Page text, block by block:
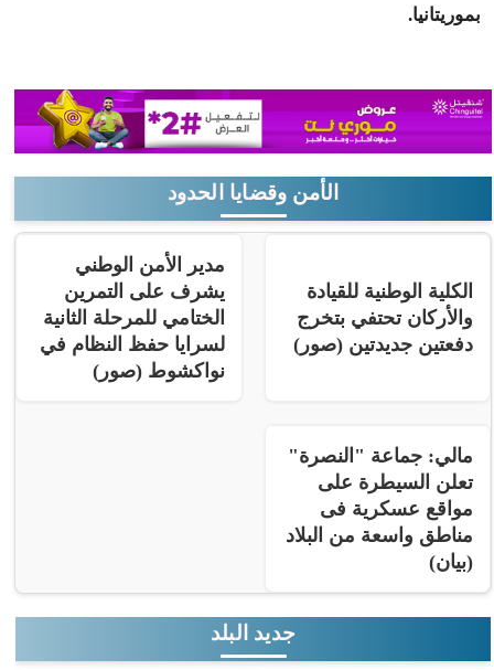
بموريتانيا.
الأمن وقضايا الحدود
الكلية الوطنية للقيادة
والأركان تحتفي بتخرج
دفعتين جديدتين (صور)
مدير الأمن الوطني
يشرف على التمرين
الختامي للمرحلة الثانية
لسرايا حفظ النظام في
نواكشوط (صور)
مالي: جماعة "النصرة"
تعلن السيطرة على
مواقع عسكرية فى
مناطق واسعة من البلاد
(بيان)
جديد البلد